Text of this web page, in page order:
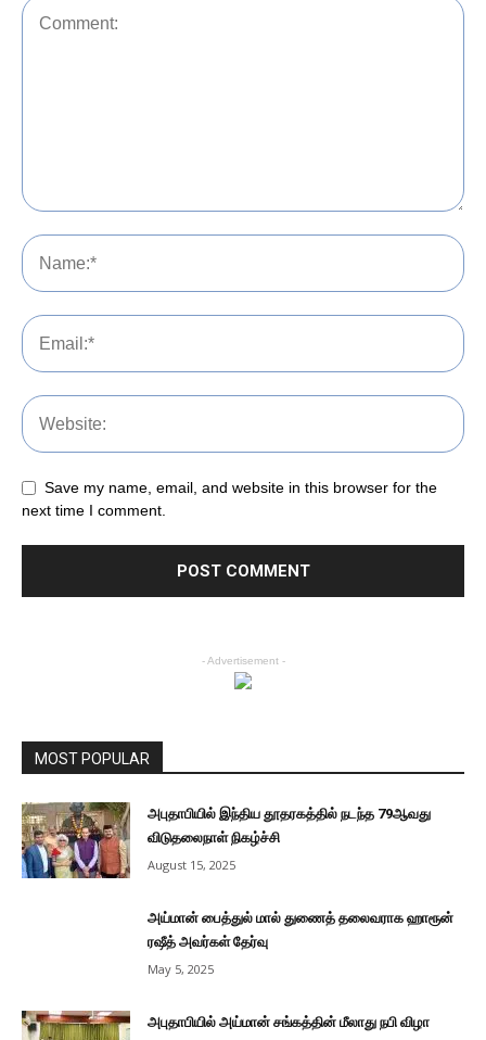
Save my name, email, and website in this browser for the
next time I comment.
- Advertisement -
MOST POPULAR
அபுதாபியில் இந்திய தூதரகத்தில் நடந்த 79ஆவது
விடுதலைநாள் நிகழ்ச்சி
August 15, 2025
அய்மான் பைத்துல் மால் துணைத் தலைவராக ஹாரூன்
ரஷீத் அவர்கள் தேர்வு
May 5, 2025
அபுதாபியில் அய்மான் சங்கத்தின் மீலாது நபி விழா